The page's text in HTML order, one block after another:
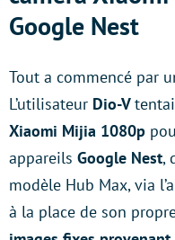
Google Nest
Tout a commencé par
L’utilisateur Dio-V
Xiaomi Mijia 1080p
appareils Google Nest,
modèle Hub Max, via
à la place de son